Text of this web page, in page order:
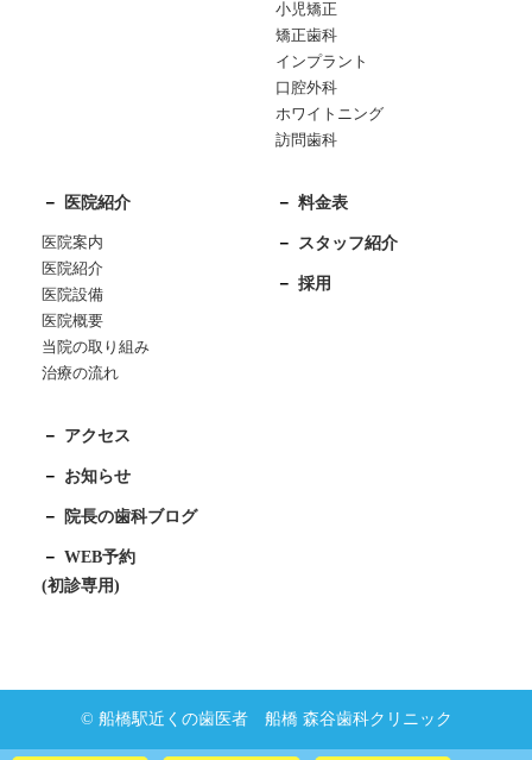
小児矯正
矯正歯科
インプラント
口腔外科
ホワイトニング
訪問歯科
医院紹介
医院案内
医院紹介
医院設備
医院概要
当院の取り組み
治療の流れ
料金表
スタッフ紹介
採用
アクセス
お知らせ
院長の歯科ブログ
WEB予約
(初診専用)
© 船橋駅近くの歯医者 船橋 森谷歯科クリニック